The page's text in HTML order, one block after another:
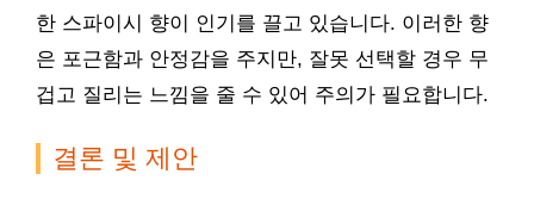
한 스파이시 향이 인기를 끌고 있습니다. 이러한 향
은 포근함과 안정감을 주지만, 잘못 선택할 경우 무
겁고 질리는 느낌을 줄 수 있어 주의가 필요합니다.
결론 및 제안